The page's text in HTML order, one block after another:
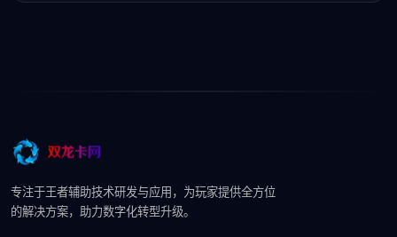
专注于王者辅助技术研发与应用，为玩家提供全方位
的解决方案，助力数字化转型升级。